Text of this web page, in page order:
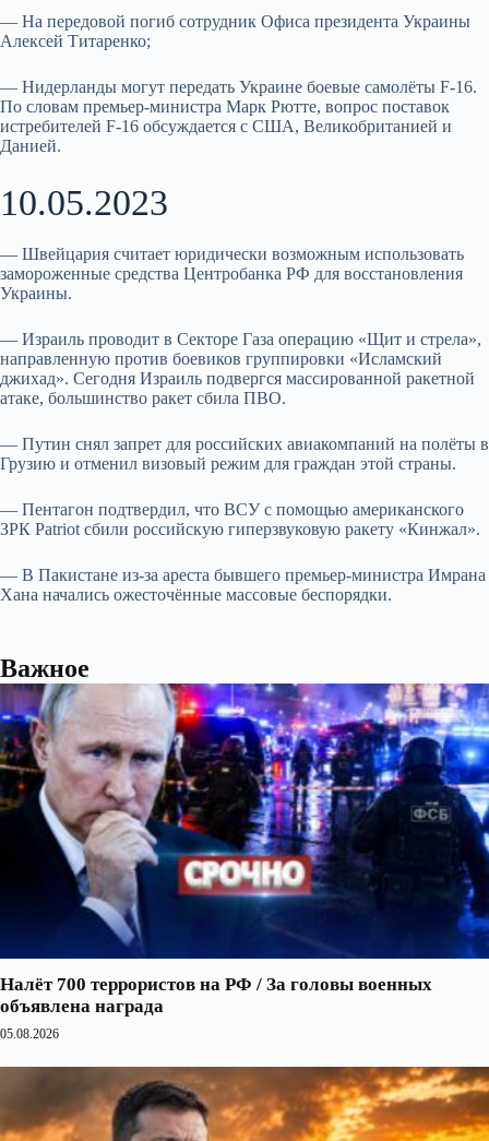
— На передовой погиб сотрудник Офиса президента Украины
Алексей Титаренко;
— Нидерланды могут передать Украине боевые самолёты F-16.
По словам премьер-министра Марк Рютте, вопрос поставок
истребителей F-16 обсуждается с США, Великобританией и
Данией.
10.05.2023
— Швейцария считает юридически возможным использовать
замороженные средства Центробанка РФ для восстановления
Украины.
— Израиль проводит в Секторе Газа операцию «Щит и стрела»,
направленную против боевиков группировки «Исламский
джихад». Сегодня Израиль подвергся массированной ракетной
атаке, большинство ракет сбила ПВО.
— Путин снял запрет для российских авиакомпаний на полёты в
Грузию и отменил визовый режим для граждан этой страны.
— Пентагон подтвердил, что ВСУ с помощью американского
ЗРК Patriot сбили российскую гиперзвуковую ракету «Кинжал».
— В Пакистане из-за ареста бывшего премьер-министра Имрана
Хана начались ожесточённые массовые беспорядки.
Важное
Налёт 700 террористов на РФ / За головы военных
объявлена награда
05.08.2026